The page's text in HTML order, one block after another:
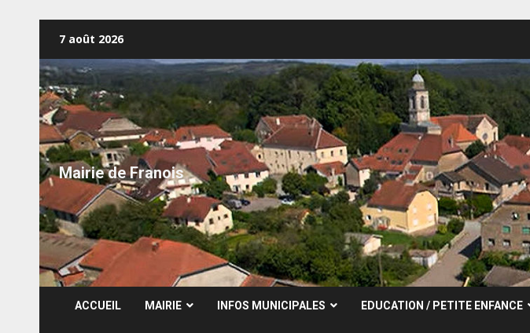
content
7 août 2026
Mairie de Franois
ACCUEIL MAIRIE INFOS MUNICIPALES EDUCATION / PETITE ENFANCE